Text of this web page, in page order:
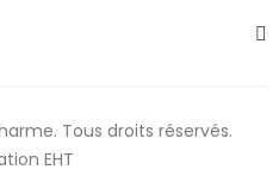
Tous droits réservés.
EHT